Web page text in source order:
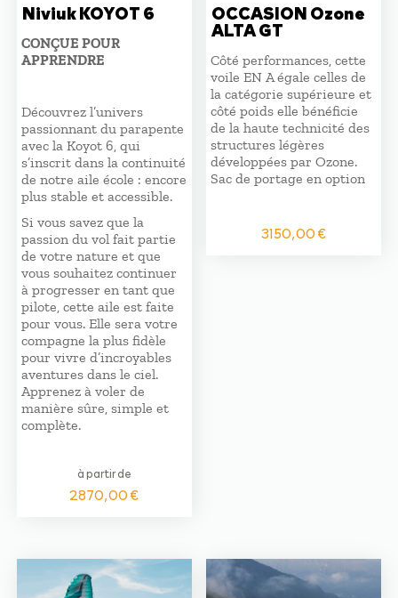
Niviuk KOYOT 6
CONÇUE POUR
APPRENDRE
Découvrez l’univers
passionnant du parapente
avec la Koyot 6, qui
s’inscrit dans la continuité
de notre aile école : encore
plus stable et accessible.
Si vous savez que la
passion du vol fait partie
de votre nature et que
vous souhaitez continuer
à progresser en tant que
pilote, cette aile est faite
pour vous. Elle sera votre
compagne la plus fidèle
pour vivre d’incroyables
aventures dans le ciel.
Apprenez à voler de
manière sûre, simple et
complète.
à partir de
2870,00€
OCCASION Ozone
ALTA GT
Côté performances, cette
voile EN A égale celles de
la catégorie supérieure et
côté poids elle bénéficie
de la haute technicité des
structures légères
développées par Ozone.
Sac de portage en option
3150,00€